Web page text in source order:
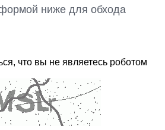
ниже для обхода
что вы не являетесь роботом